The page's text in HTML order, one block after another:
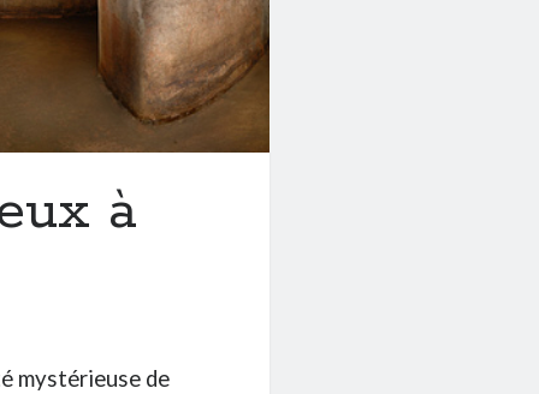
à
mystérieuse de